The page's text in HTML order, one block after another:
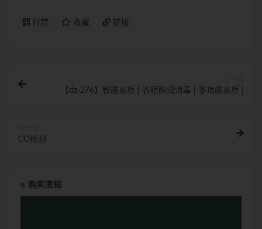
打赏 收藏 链接
【dz-276】智能衣柜 | 衣柜除湿消毒 | 多功能衣柜 |
CO检测
购买须知